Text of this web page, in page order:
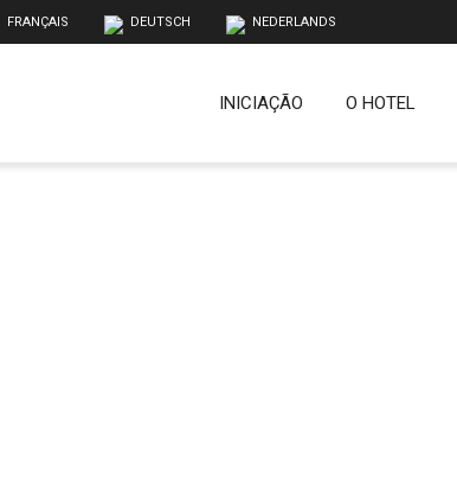
FRANÇAIS DEUTSCH NEDERLANDS
INICIAÇÃO O HOTEL